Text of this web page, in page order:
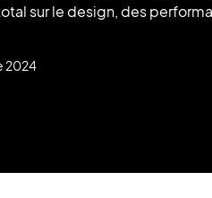
sur le design, des
2024